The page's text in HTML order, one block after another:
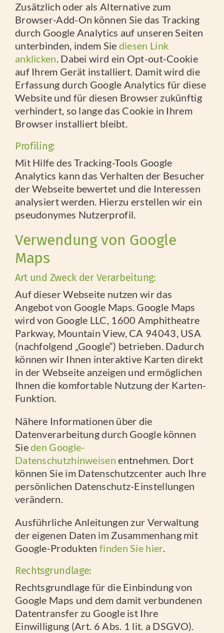
Zusätzlich oder als Alternative zum
Browser-Add-On können Sie das Tracking
durch Google Analytics auf unseren Seiten
unterbinden, indem Sie diesen Link
anklicken. Dabei wird ein Opt-out-Cookie
auf Ihrem Gerät installiert. Damit wird die
Erfassung durch Google Analytics für diese
Website und für diesen Browser zukünftig
verhindert, so lange das Cookie in Ihrem
Browser installiert bleibt.
Profiling:
Mit Hilfe des Tracking-Tools Google
Analytics kann das Verhalten der Besucher
der Webseite bewertet und die Interessen
analysiert werden. Hierzu erstellen wir ein
pseudonymes Nutzerprofil.
Verwendung von Google
Maps
Art und Zweck der Verarbeitung:
Auf dieser Webseite nutzen wir das
Angebot von Google Maps. Google Maps
wird von Google LLC, 1600 Amphitheatre
Parkway, Mountain View, CA 94043, USA
(nachfolgend „Google“) betrieben. Dadurch
können wir Ihnen interaktive Karten direkt
in der Webseite anzeigen und ermöglichen
Ihnen die komfortable Nutzung der Karten-
Funktion.
Nähere Informationen über die
Datenverarbeitung durch Google können
Sieden Google-
Datenschutzhinweisen entnehmen. Dort
können Sie im Datenschutzcenter auch Ihre
persönlichen Datenschutz-Einstellungen
verändern.
Ausführliche Anleitungen zur Verwaltung
der eigenen Daten im Zusammenhang mit
Google-Produkten finden Sie hier.
Rechtsgrundlage:
Rechtsgrundlage für die Einbindung von
Google Maps und dem damit verbundenen
Datentransfer zu Google ist Ihre
Einwilligung (Art. 6 Abs. 1 lit. a DSGVO).